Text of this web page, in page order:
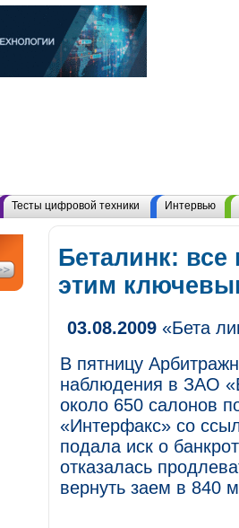
Тесты цифровой техники Интервью
Беталинк:
этим
03.08.2009 «Бета
В пятницу
наблюдения в ЗАО
около 650 салонов
«Интерфакс» со
подала иск о
отказалась
вернуть заем в 840